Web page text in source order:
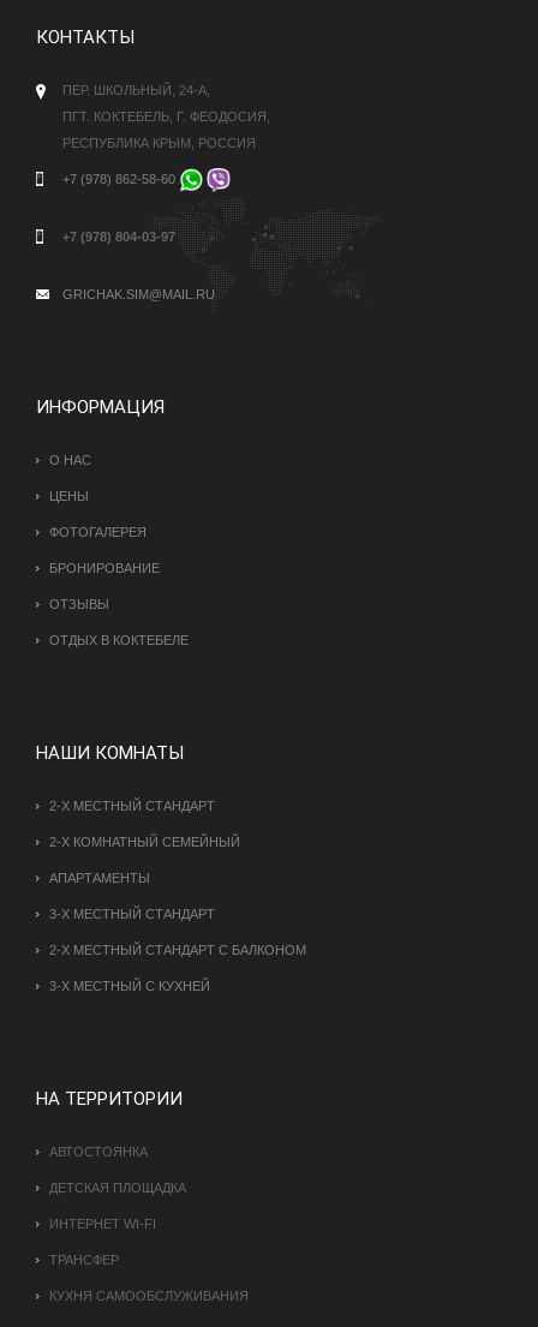
КОНТАКТЫ
ПЕР. ШКОЛЬНЫЙ, 24-А,
ПГТ. КОКТЕБЕЛЬ, Г. ФЕОДОСИЯ,
РЕСПУБЛИКА КРЫМ, РОССИЯ
+7 (978) 862-58-60
+7 (978) 804-03-97
GRICHAK.SIM@MAIL.RU
ИНФОРМАЦИЯ
О НАС
ЦЕНЫ
ФОТОГАЛЕРЕЯ
БРОНИРОВАНИЕ
ОТЗЫВЫ
ОТДЫХ В КОКТЕБЕЛЕ
НАШИ КОМНАТЫ
2-Х МЕСТНЫЙ СТАНДАРТ
2-Х КОМНАТНЫЙ СЕМЕЙНЫЙ
АПАРТАМЕНТЫ
3-Х МЕСТНЫЙ СТАНДАРТ
2-Х МЕСТНЫЙ СТАНДАРТ С БАЛКОНОМ
3-Х МЕСТНЫЙ С КУХНЕЙ
НА ТЕРРИТОРИИ
АВТОСТОЯНКА
ДЕТСКАЯ ПЛОЩАДКА
ИНТЕРНЕТ WI-FI
ТРАНСФЕР
КУХНЯ САМООБСЛУЖИВАНИЯ